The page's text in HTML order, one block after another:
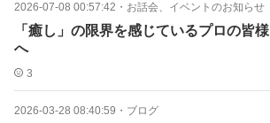
2026-07-08 00:57:42 ・ お話会、イベントのお知らせ
「癒し」の限界を感じているプロの皆様
へ
3
2026-03-28 08:40:59 ・ ブログ